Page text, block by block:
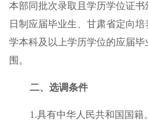
本部同批次录取且学历学位证
日制应届毕业生、甘肃省定向
学本科及以上学历学位的应届
围。
二、选调条件
1.具有中华人民共和国国籍。